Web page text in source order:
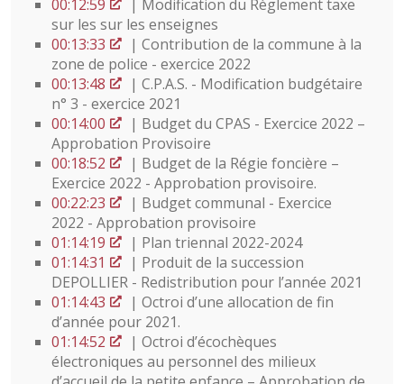
00:12:59
| Modification du Règlement taxe
sur les sur les enseignes
00:13:33
| Contribution de la commune à la
zone de police - exercice 2022
00:13:48
| C.P.A.S. - Modification budgétaire
n° 3 - exercice 2021
00:14:00
| Budget du CPAS - Exercice 2022 –
Approbation Provisoire
00:18:52
| Budget de la Régie foncière –
Exercice 2022 - Approbation provisoire.
00:22:23
| Budget communal - Exercice
2022 - Approbation provisoire
01:14:19
| Plan triennal 2022-2024
01:14:31
| Produit de la succession
DEPOLLIER - Redistribution pour l’année 2021
01:14:43
| Octroi d’une allocation de fin
d’année pour 2021.
01:14:52
| Octroi d’écochèques
électroniques au personnel des milieux